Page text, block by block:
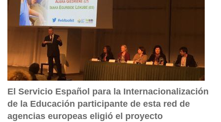
El Servicio Español para la Internacionalización
de la Educación participante de esta red de
agencias europeas eligió el proyecto